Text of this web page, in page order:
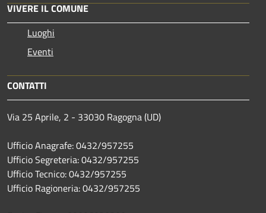
VIVERE IL COMUNE
Luoghi
Eventi
CONTATTI
Via 25 Aprile, 2 - 33030 Ragogna (UD)
Ufficio Anagrafe: 0432/957255
Ufficio Segreteria: 0432/957255
Ufficio Tecnico: 0432/957255
Ufficio Ragioneria: 0432/957255